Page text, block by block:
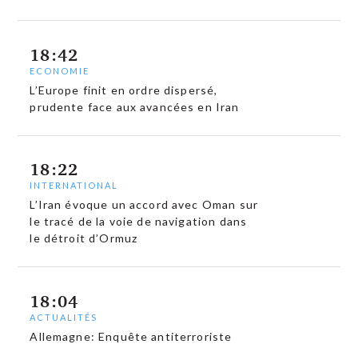
18:42
ECONOMIE
L’Europe finit en ordre dispersé,
prudente face aux avancées en Iran
18:22
INTERNATIONAL
L’Iran évoque un accord avec Oman sur
le tracé de la voie de navigation dans
le détroit d’Ormuz
18:04
ACTUALITÉS
Allemagne: Enquête antiterroriste